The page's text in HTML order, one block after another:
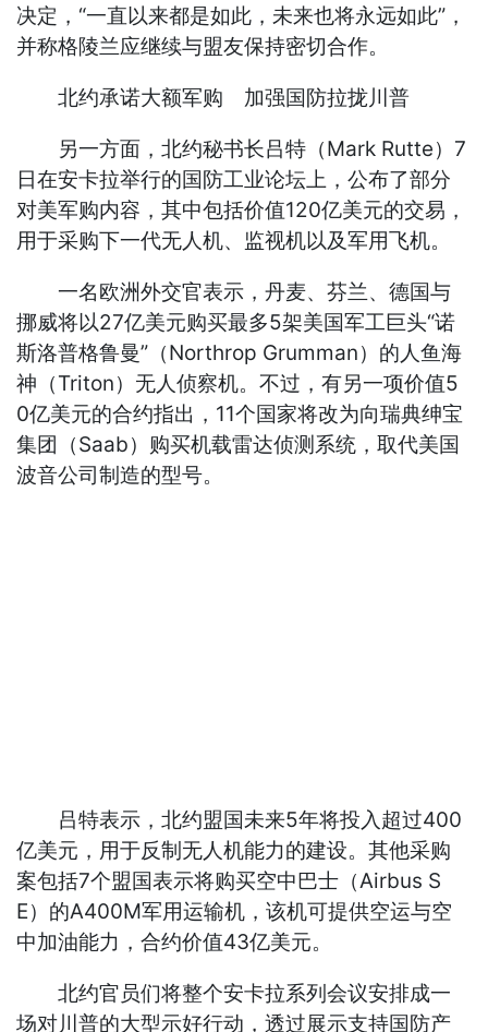
决定，“一直以来都是如此，未来也将永远如此”，
并称格陵兰应继续与盟友保持密切合作。
北约承诺大额军购 加强国防拉拢川普
另一方面，北约秘书长吕特（Mark Rutte）7
日在安卡拉举行的国防工业论坛上，公布了部分
对美军购内容，其中包括价值120亿美元的交易，
用于采购下一代无人机、监视机以及军用飞机。
一名欧洲外交官表示，丹麦、芬兰、德国与
挪威将以27亿美元购买最多5架美国军工巨头“诺
斯洛普格鲁曼”（Northrop Grumman）的人鱼海
神（Triton）无人侦察机。不过，有另一项价值5
0亿美元的合约指出，11个国家将改为向瑞典绅宝
集团（Saab）购买机载雷达侦测系统，取代美国
波音公司制造的型号。
吕特表示，北约盟国未来5年将投入超过400
亿美元，用于反制无人机能力的建设。其他采购
案包括7个盟国表示将购买空中巴士（Airbus S
E）的A400M军用运输机，该机可提供空运与空
中加油能力，合约价值43亿美元。
北约官员们将整个安卡拉系列会议安排成一
场对川普的大型示好行动，透过展示支持国防产